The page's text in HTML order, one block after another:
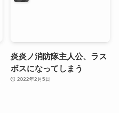
炎炎ノ消防隊主人公、ラス
ボスになってしまう
2022年2月5日